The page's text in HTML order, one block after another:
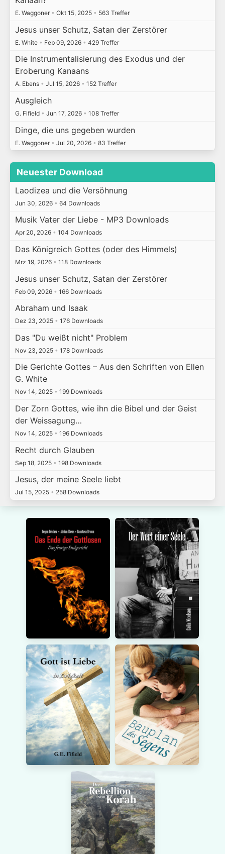
E. Waggoner • Okt 15, 2025 • 563 Treffer
Jesus unser Schutz, Satan der Zerstörer
E. White • Feb 09, 2026 • 429 Treffer
Die Instrumentalisierung des Exodus und der
Eroberung Kanaans
A. Ebens • Jul 15, 2026 • 152 Treffer
Ausgleich
G. Fifield • Jun 17, 2026 • 108 Treffer
Dinge, die uns gegeben wurden
E. Waggoner • Jul 20, 2026 • 83 Treffer
Neuester Download
Laodizea und die Versöhnung
Jun 30, 2026 • 64 Downloads
Musik Vater der Liebe - MP3 Downloads
Apr 20, 2026 • 104 Downloads
Das Königreich Gottes (oder des Himmels)
Mrz 19, 2026 • 118 Downloads
Jesus unser Schutz, Satan der Zerstörer
Feb 09, 2026 • 166 Downloads
Abraham und Isaak
Dez 23, 2025 • 176 Downloads
Das "Du weißt nicht" Problem
Nov 23, 2025 • 178 Downloads
Die Gerichte Gottes – Aus den Schriften von Ellen
G. White
Nov 14, 2025 • 199 Downloads
Der Zorn Gottes, wie ihn die Bibel und der Geist
der Weissagung…
Nov 14, 2025 • 196 Downloads
Recht durch Glauben
Sep 18, 2025 • 198 Downloads
Jesus, der meine Seele liebt
Jul 15, 2025 • 258 Downloads